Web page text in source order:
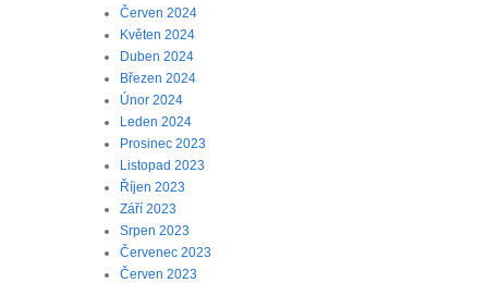
Červen 2024
Květen 2024
Duben 2024
Březen 2024
Únor 2024
Leden 2024
Prosinec 2023
Listopad 2023
Říjen 2023
Září 2023
Srpen 2023
Červenec 2023
Červen 2023